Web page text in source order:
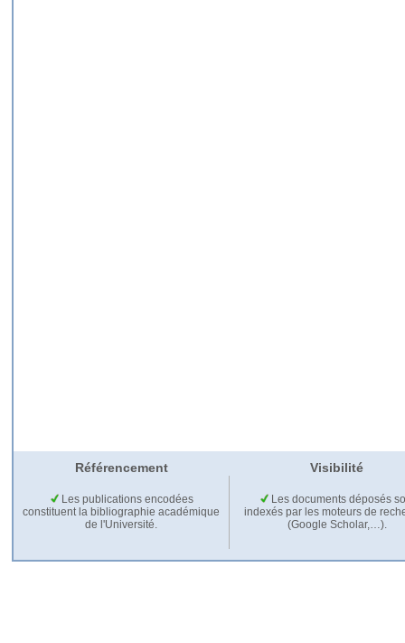
Référencement Visibilité
Les publications encodées
constituent la bibliographie académique
de l'Université.
Les documents déposés
indexés par les moteurs de
(Google Scholar,…).